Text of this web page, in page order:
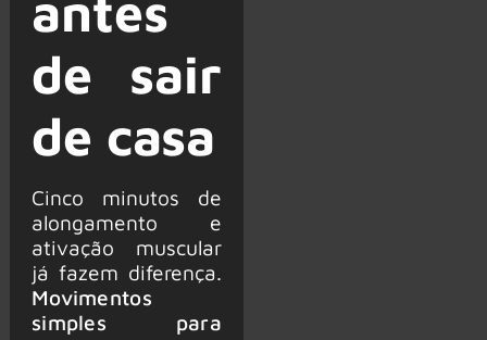
de sair
de casa
Cinco minutos de
alongamento e
ativação muscular
já fazem diferença.
Movimentos
simples para